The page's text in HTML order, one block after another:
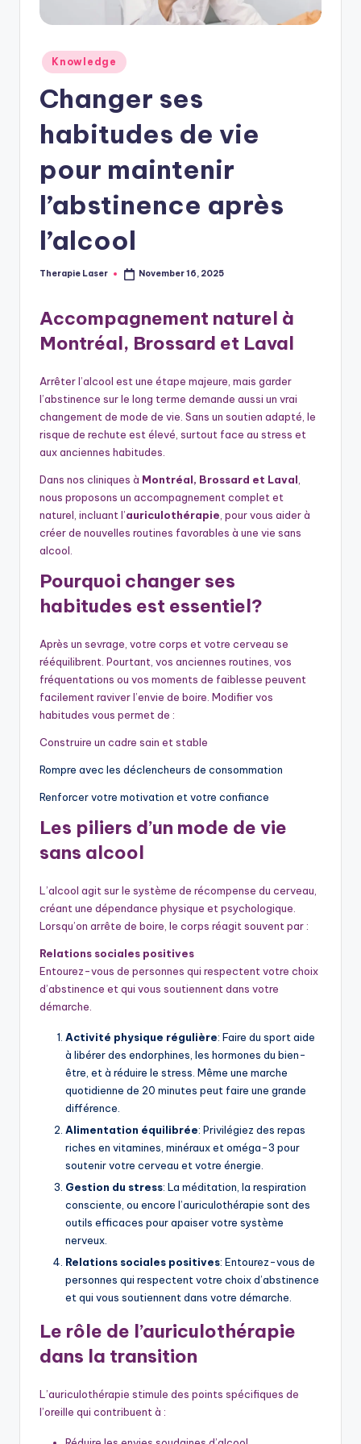
Posted
in
Knowledge
Changer ses
habitudes de vie
pour maintenir
l’abstinence après
l’alcool
Posted
Therapie Laser November 16, 2025
Accompagnement naturel à
Montréal, Brossard et Laval
Arrêter l’alcool est une étape majeure, mais garder
l’abstinence sur le long terme demande aussi un vrai
changement de mode de vie. Sans un soutien adapté, le
risque de rechute est élevé, surtout face au stress et
aux anciennes habitudes.
Dans nos cliniques à Montréal, Brossard et Laval
nous proposons un accompagnement complet et
naturel, incluant l’auriculothérapie , pour vous aider à
créer de nouvelles routines favorables à une vie sans
alcool.
Pourquoi changer ses
habitudes est essentiel?
Après un sevrage, votre corps et votre cerveau se
rééquilibrent. Pourtant, vos anciennes routines, vos
fréquentations ou vos moments de faiblesse peuvent
facilement raviver l’envie de boire. Modifier vos
habitudes vous permet de :
Construire un cadre sain et stable
Rompre avec les déclencheurs de consommation
Renforcer votre motivation et votre confiance
Les piliers d’un mode de vie
sans alcool
L’alcool agit sur le système de récompense du cerveau,
créant une dépendance physique et psychologique.
Lorsqu’on arrête de boire, le corps réagit souvent par :
Relations sociales positives
Entourez-vous de personnes qui respectent votre choix
d’abstinence et qui vous soutiennent dans votre
démarche.
Activité physique régulière: Faire du sport aide
à libérer des endorphines, les hormones du bien-
être, et à réduire le stress. Même une marche
quotidienne de 20 minutes peut faire une grande
différence.
Alimentation équilibrée: Privilégiez des repas
riches en vitamines, minéraux et oméga-3 pour
soutenir votre cerveau et votre énergie.
Gestion du stress: La méditation, la respiration
consciente, ou encore l’auriculothérapie sont des
outils efficaces pour apaiser votre système
nerveux.
Relations sociales positives: Entourez-vous de
personnes qui respectent votre choix d’abstinence
et qui vous soutiennent dans votre démarche.
Le rôle de l’auriculothérapie
dans la transition
L’auriculothérapie stimule des points spécifiques de
l’oreille qui contribuent à :